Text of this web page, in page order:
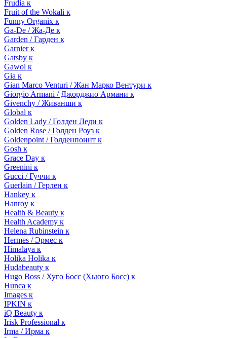
Frudia к
Fruit of the Wokali к
Funny Organix к
Ga-De / Жа-Де к
Garden / Гарден к
Garnier к
Gatsby к
Gawol к
Gia к
Gian Marco Venturi / Жан Марко Вентури к
Giorgio Armani / Джорджио Армани к
Givenchy / Живанши к
Global к
Golden Lady / Голден Леди к
Golden Rose / Голден Роуз к
Goldenpoint / Голденпоинт к
Gosh к
Grace Day к
Greenini к
Gucci / Гуччи к
Guerlain / Герлен к
Hankey к
Hanroy к
Health & Beauty к
Health Academy к
Helena Rubinstein к
Hermes / Эрмес к
Himalaya к
Holika Holika к
Hudabeauty к
Hugo Boss / Хуго Босс (Хьюго Босс) к
Hunca к
Images к
IPKIN к
iQ Beauty к
Irisk Professional к
Irma / Ирма к